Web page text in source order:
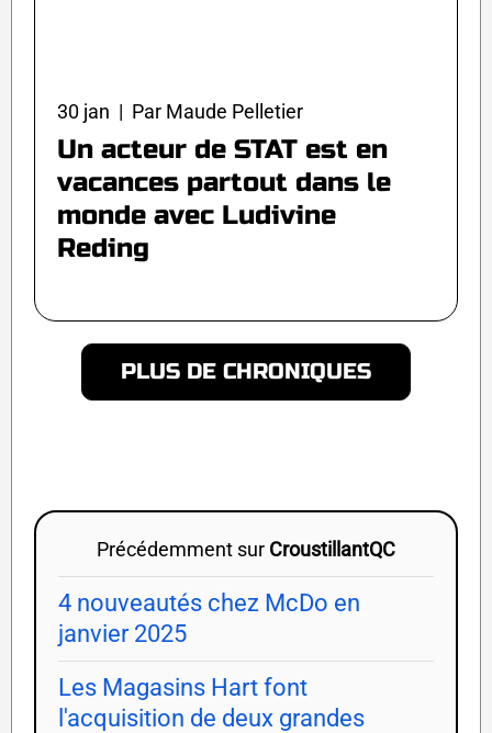
30 jan | Par Maude Pelletier
Un acteur de STAT est en
vacances partout dans le
monde avec Ludivine
Reding
PLUS DE CHRONIQUES
Précédemment sur CroustillantQC
4 nouveautés chez McDo en
janvier 2025
Les Magasins Hart font
l'acquisition de deux grandes